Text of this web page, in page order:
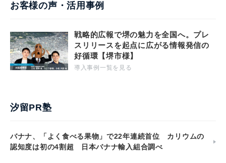
お客様の声・活用事例
戦略的広報で堺の魅力を全国へ。プレ
スリリースを起点に広がる情報発信の
好循環【堺市様】
導入事例一覧を見る
汐留PR塾
バナナ、「よく食べる果物」で22年連続首位 カリウムの
認知度は初の4割超 日本バナナ輸入組合調べ